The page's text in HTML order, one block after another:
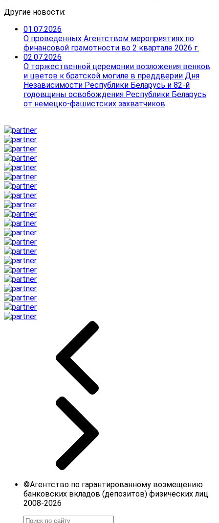
Другие новости:
01.07.2026
О проведенных Агентством мероприятиях по
финансовой грамотности во 2 квартале 2026 г.
02.07.2026
О торжественной церемонии возложения венков
и цветов к братской могиле в преддверии Дня
Независимости Республики Беларусь и 82-й
годовщины освобождения Республики Беларусь
от немецко-фашистских захватчиков
©Агентство по гарантированному возмещению
банковских вкладов (депозитов) физических лиц
2008-2026